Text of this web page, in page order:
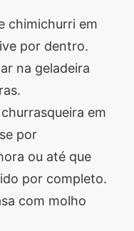
chimichurri em
por dentro.
na geladeira
em
por
ou até que
por completo.
com molho